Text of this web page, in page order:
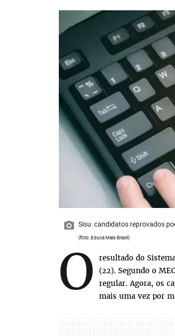
Sisu: candidatos reprovados
(foto: Educa Mais Brasil)
O resultado do
(22). Segundo o
regular. Agora, os
mais uma vez por